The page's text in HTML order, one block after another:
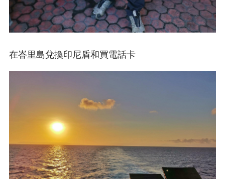
在峇里島兌換印尼盾和買電話卡